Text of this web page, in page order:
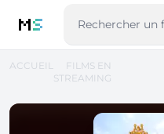
MS
ACCUEIL
FILMS EN
STREAMING